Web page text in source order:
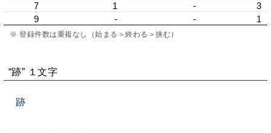
7
1 -
3
9
- - 1
※ 登録件数は重複なし（始まる＞終わる＞挟む）
“跡” １文字
跡